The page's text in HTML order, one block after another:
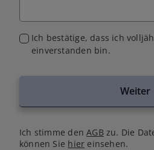
Ich bestätige, dass ich
einverstanden bin.
Weiter
Ich stimme denAGB zu. Die
können Sie hier einsehen.